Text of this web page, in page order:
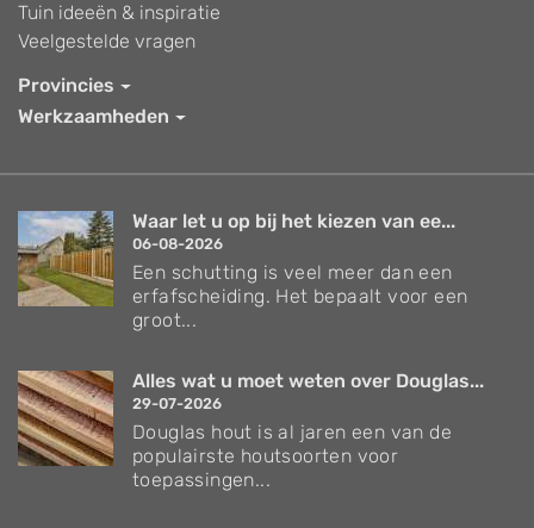
Tuin ideeën & inspiratie
Veelgestelde vragen
Provincies
Werkzaamheden
Waar let u op bij het kiezen van ee...
06-08-2026
Een schutting is veel meer dan een
erfafscheiding. Het bepaalt voor een
groot...
Alles wat u moet weten over Douglas...
29-07-2026
Douglas hout is al jaren een van de
populairste houtsoorten voor
toepassingen...